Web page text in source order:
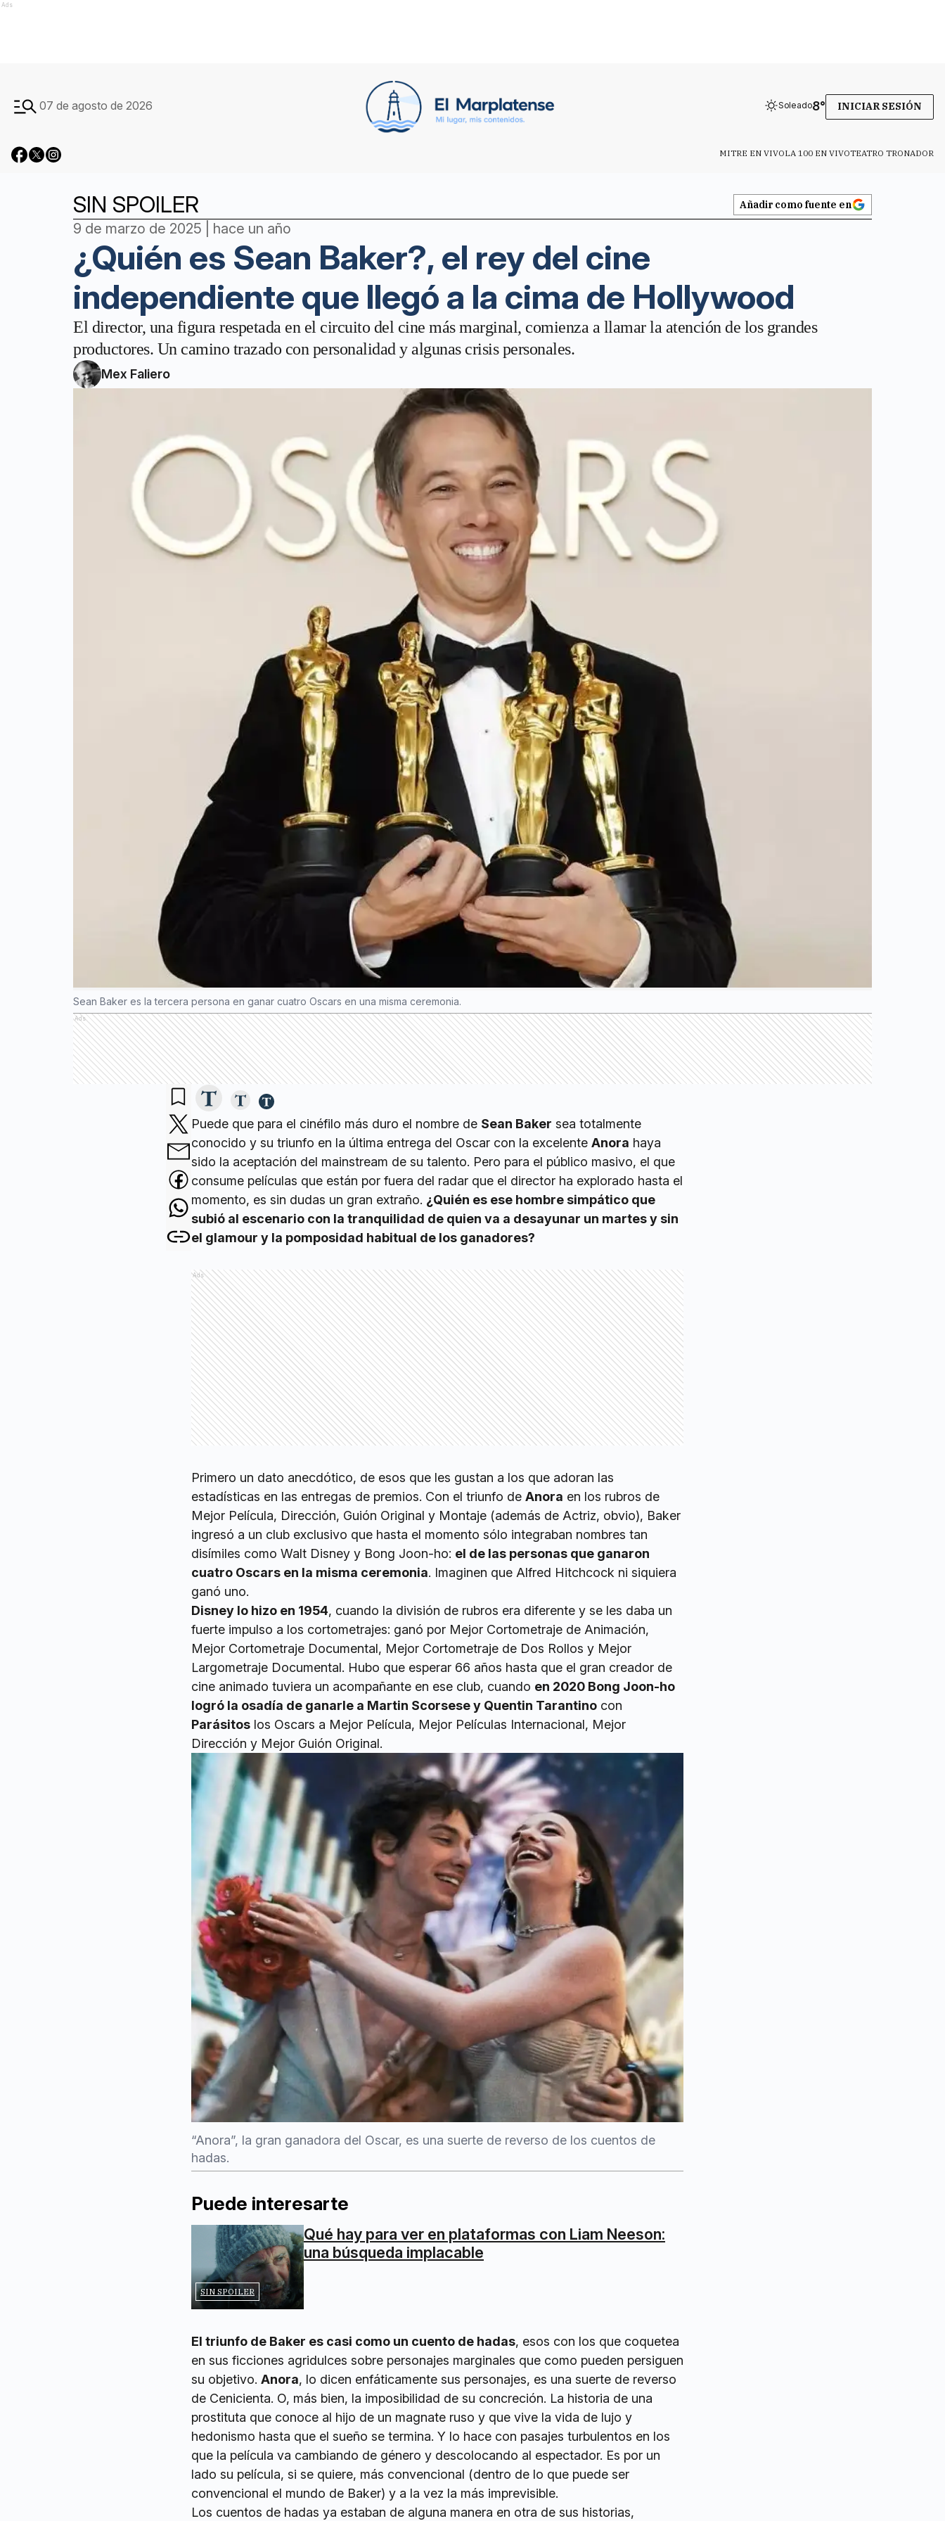
Ads
07 de agosto de 2026 Soleado8° INICIAR SESIÓN
MITRE EN VIVOLA 100 EN VIVOTEATRO TRONADOR
SIN SPOILER Añadir como fuente en
9 de marzo de 2025 | hace un año
¿Quién es Sean Baker?, el rey del cine
independiente que llegó a la cima de Hollywood
El director, una figura respetada en el circuito del cine más marginal, comienza a llamar la atención de los grandes
productores. Un camino trazado con personalidad y algunas crisis personales.
Mex Faliero
Sean Baker es la tercera persona en ganar cuatro Oscars en una misma ceremonia.
Ads
Puede que para el cinéfilo más duro el nombre de Sean Baker sea totalmente
conocido y su triunfo en la última entrega del Oscar con la excelente Anora haya
sido la aceptación del mainstream de su talento. Pero para el público masivo, el que
consume películas que están por fuera del radar que el director ha explorado hasta el
momento, es sin dudas un gran extraño. ¿Quién es ese hombre simpático que
subió al escenario con la tranquilidad de quien va a desayunar un martes y sin
el glamour y la pomposidad habitual de los ganadores?
Ads
Primero un dato anecdótico, de esos que les gustan a los que adoran las
estadísticas en las entregas de premios. Con el triunfo de Anora en los rubros de
Mejor Película, Dirección, Guión Original y Montaje (además de Actriz, obvio), Baker
ingresó a un club exclusivo que hasta el momento sólo integraban nombres tan
disímiles como Walt Disney y Bong Joon-ho: el de las personas que ganaron
cuatro Oscars en la misma ceremonia. Imaginen que Alfred Hitchcock ni siquiera
ganó uno.
Disney lo hizo en 1954, cuando la división de rubros era diferente y se les daba un
fuerte impulso a los cortometrajes: ganó por Mejor Cortometraje de Animación,
Mejor Cortometraje Documental, Mejor Cortometraje de Dos Rollos y Mejor
Largometraje Documental. Hubo que esperar 66 años hasta que el gran creador de
cine animado tuviera un acompañante en ese club, cuando en 2020 Bong Joon-ho
logró la osadía de ganarle a Martin Scorsese y Quentin Tarantino con
Parásitos los Oscars a Mejor Película, Mejor Películas Internacional, Mejor
Dirección y Mejor Guión Original.
“Anora”, la gran ganadora del Oscar, es una suerte de reverso de los cuentos de
hadas.
Puede interesarte
SIN SPOILER
Qué hay para ver en plataformas con Liam Neeson:
una búsqueda implacable
El triunfo de Baker es casi como un cuento de hadas, esos con los que coquetea
en sus ficciones agridulces sobre personajes marginales que como pueden persiguen
su objetivo. Anora, lo dicen enfáticamente sus personajes, es una suerte de reverso
de Cenicienta. O, más bien, la imposibilidad de su concreción. La historia de una
prostituta que conoce al hijo de un magnate ruso y que vive la vida de lujo y
hedonismo hasta que el sueño se termina. Y lo hace con pasajes turbulentos en los
que la película va cambiando de género y descolocando al espectador. Es por un
lado su película, si se quiere, más convencional (dentro de lo que puede ser
convencional el mundo de Baker) y a la vez la más imprevisible.
Los cuentos de hadas ya estaban de alguna manera en otra de sus historias,